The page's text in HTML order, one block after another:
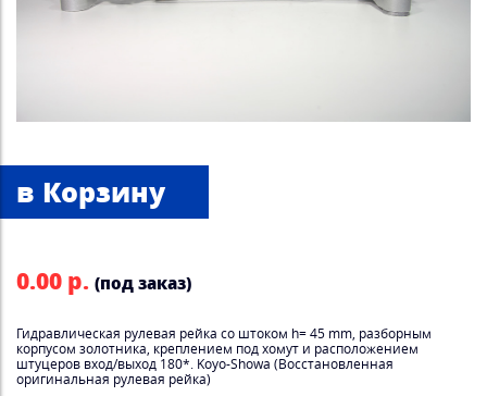
0.00 р. (под заказ)
Гидравлическая рулевая рейка со штоком h= 45 mm, разборным
корпусом золотника, креплением под хомут и расположением
штуцеров вход/выход 180*. Koyo-Showa (Восстановленная
оригинальная рулевая рейка)